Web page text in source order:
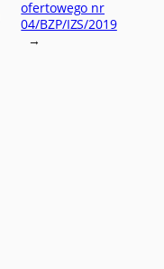
ofertowego nr
04/BZP/IZS/2019
→